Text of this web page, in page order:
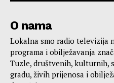
O nama
Lokalna smo radio televizija
programa i obilježavanja
Tuzle, društvenih, kulturnih,
gradu, živih prijenosa i